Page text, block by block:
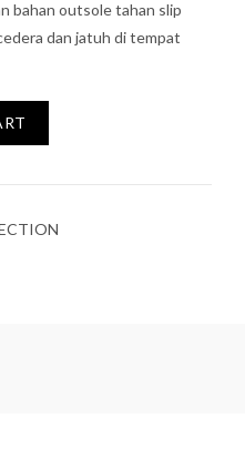
bahan outsole tahan slip
dan jatuh di tempat